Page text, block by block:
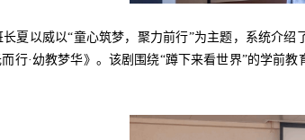
长夏以威以“童心筑梦，聚力前行”为主题，系统介
行·幼教梦华》。该剧围绕“蹲下来看世界”的学前